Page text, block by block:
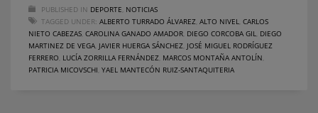
PUBLISHED IN DEPORTE NOTICIAS
TAGGED UNDER: ALBERTO TURRADO ÁLVAREZ ALTO NIVEL CARLOS
NIETO CABEZAS CAROLINA GANADO AMADOR DIEGO CORCOBA GIL
DIEGO
MARTINEZ DE VEGA JAVIER HUERGA SÁNCHEZ JOSÉ MIGUEL RODRÍGUEZ
FERRERO LUCÍA ZORRILLA FERNÁNDEZ MARCOS MONTAÑA ANTOLÍN
PATRICIA MICOVSCHI YAEL MANTECÓN RUIZ-SANTAQUITERIA